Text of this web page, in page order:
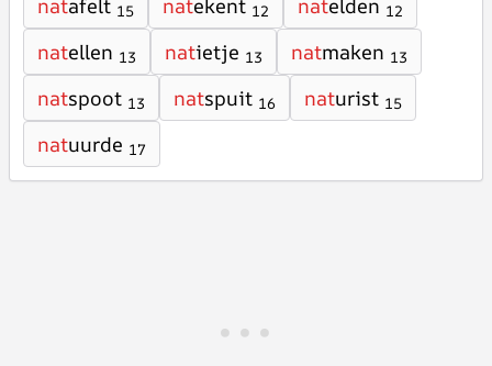
natafelt 15 natekent 12 natelden 12
natellen 13 natietje 13 natmaken 13
natspoot 13 natspuit 16 naturist 15
natuurde 17